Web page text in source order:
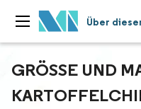
Über
GRÖSSE UND